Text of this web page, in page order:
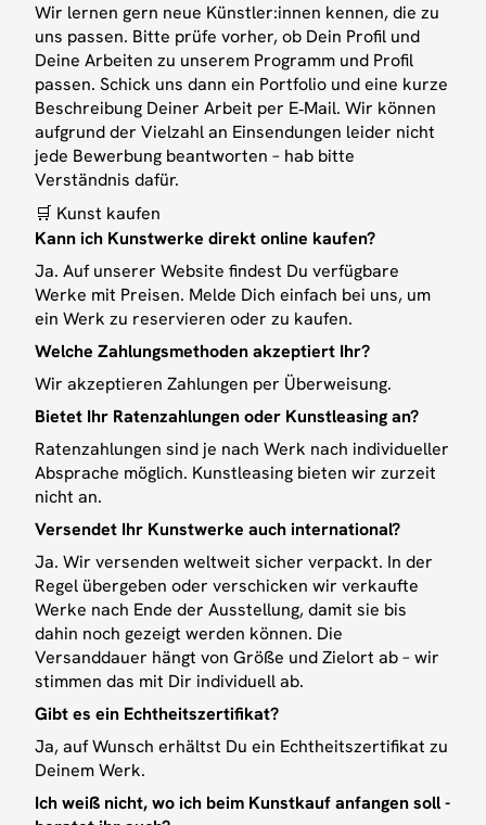
Wir lernen gern neue Künstler:innen kennen, die zu
uns passen. Bitte prüfe vorher, ob Dein Profil und
Deine Arbeiten zu unserem Programm und Profil
passen. Schick uns dann ein Portfolio und eine kurze
Beschreibung Deiner Arbeit per E‑Mail. Wir können
aufgrund der Vielzahl an Einsendungen leider nicht
jede Bewerbung beantworten – hab bitte
Verständnis dafür.
🛒 Kunst kaufen
Kann ich Kunstwerke direkt online kaufen?
Ja. Auf unserer Website findest Du verfügbare
Werke mit Preisen. Melde Dich einfach bei uns, um
ein Werk zu reservieren oder zu kaufen.
Welche Zahlungsmethoden akzeptiert Ihr?
Wir akzeptieren Zahlungen per Überweisung.
Bietet Ihr Ratenzahlungen oder Kunstleasing an?
Ratenzahlungen sind je nach Werk nach individueller
Absprache möglich. Kunstleasing bieten wir zurzeit
nicht an.
Versendet Ihr Kunstwerke auch international?
Ja. Wir versenden weltweit sicher verpackt. In der
Regel übergeben oder verschicken wir verkaufte
Werke nach Ende der Ausstellung, damit sie bis
dahin noch gezeigt werden können. Die
Versanddauer hängt von Größe und Zielort ab – wir
stimmen das mit Dir individuell ab.
Gibt es ein Echtheitszertifikat?
Ja, auf Wunsch erhältst Du ein Echtheitszertifikat zu
Deinem Werk.
Ich weiß nicht, wo ich beim Kunstkauf anfangen soll -
Für die aktuellen Öffnungszeiten check unser
Instagramoderkontaktiere unsfür eine private
Tour.
BESUCHE UNS
Standort
Über uns
Datenschutz